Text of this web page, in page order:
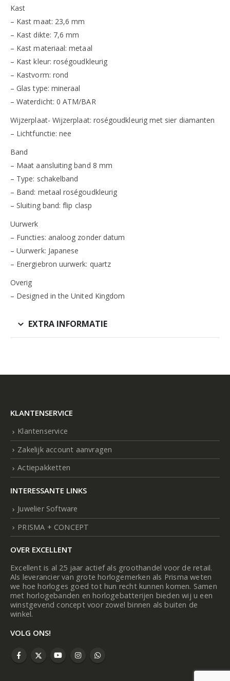
Kast
– Kast maat: 23,6 mm
– Kast dikte: 7,6 mm
– Kast materiaal: metaal
– Kast kleur: roségoudkleurig
– Kastvorm: rond
– Glas type: mineraal
– Waterdicht: 0 ATM/BAR
Wijzerplaat- Wijzerplaat: roségoudkleurig met sier diamanten
– Lichtfunctie: nee
Band
– Maat aansluiting band 8 mm
– Type: schakelband
– Band: metaal roségoudkleurig
– Sluiting band: flip clasp
Uurwerk
– Functies: analoog zonder datum
– Uurwerk: Japanese
– Energiebron uurwerk: quartz
Overig
– Designed in the United Kingdom
EXTRA INFORMATIE
KLANTENSERVICE
Klantenservice
Zakelijk account aanvragen
Actiepakketten
INTERESSANTE LINKS
Juwelier Software
PRISMA + CONCEPT
OVER EXCELLENT
Excellent is al 25 jaar actief als groothandel voor de retail.
Als leverancier van grote horlogemerken als Prisma weten
we hoe horloges goed tot hun recht kunnen komen. Samen
met horlogebanden en horlogebatterijen bieden wij u een
winstgevend concept voor zowel binnen als buiten de
winkel.
VOLG ONS!